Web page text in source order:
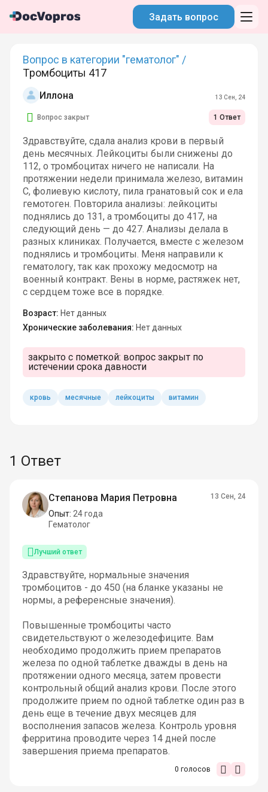
Задать вопрос
Вопрос в категории "гематолог" /
Тромбоциты 417
Иллона 13 Сен, 24
Вопрос закрыт 1 Ответ
Здравствуйте, сдала анализ крови в первый
день месячных. Лейкоциты были снижены до
112, о тромбоцитах ничего не написали. На
протяжении недели принимала железо, витамин
С, фолиевую кислоту, пила гранатовый сок и ела
гемотоген. Повторила анализы: лейкоциты
поднялись до 131, а тромбоциты до 417, на
следующий день — до 427. Анализы делала в
разных клиниках. Получается, вместе с железом
поднялись и тромбоциты. Меня направили к
гематологу, так как прохожу медосмотр на
военный контракт. Вены в норме, растяжек нет,
с сердцем тоже все в порядке.
Возраст: Нет данных
Хронические заболевания: Нет данных
закрыто с пометкой: вопрос закрыт по
истечении срока давности
кровь месячные лейкоциты витамин
1 Ответ
Степанова Мария Петровна
Опыт: 24 года
Гематолог
13 Сен, 24
Лучший ответ
Здравствуйте, нормальные значения
тромбоцитов - до 450 (на бланке указаны не
нормы, а референсные значения).
Повышенные тромбоциты часто
свидетельствуют о железодефиците. Вам
необходимо продолжить прием препаратов
железа по одной таблетке дважды в день на
протяжении одного месяца, затем провести
контрольный общий анализ крови. После этого
продолжите прием по одной таблетке один раз в
день еще в течение двух месяцев для
восполнения запасов железа. Контроль уровня
ферритина проводите через 14 дней после
завершения приема препаратов.
0 голосов